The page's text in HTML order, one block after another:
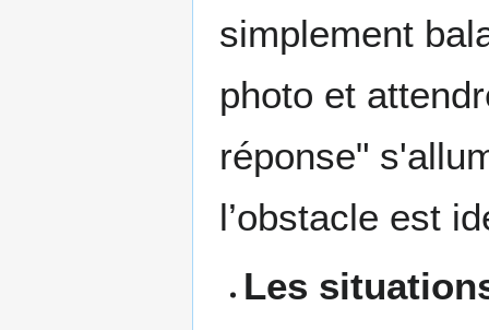
simplement
photo et
réponse"
l’obstacle est
Les